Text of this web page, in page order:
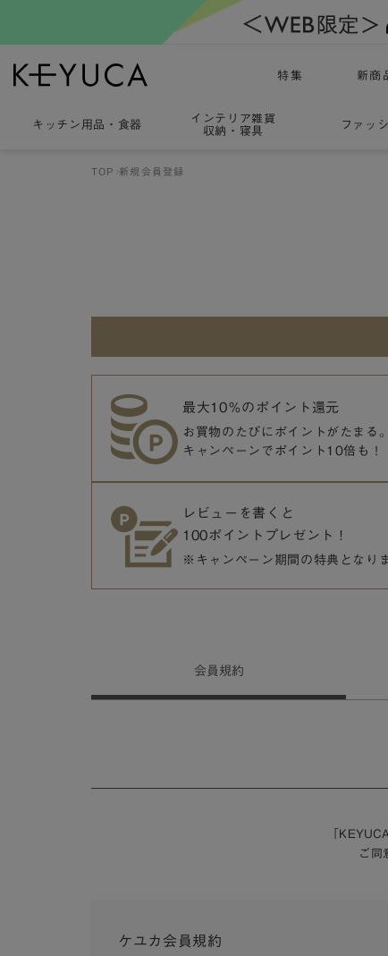
特集 新商
キッチン用品 ・ 食器
インテリア雑貨
収納・寝具
ファッ
TOP 新規会員登録
最大10％のポイント還元
お買物のたびにポイントがたまる。
キャンペーンでポイント10倍も！
レビューを書くと
100ポイントプレゼント！
※キャンペーン期間の特典となり
会員 規約
「
ご同
ケユカ会員規約